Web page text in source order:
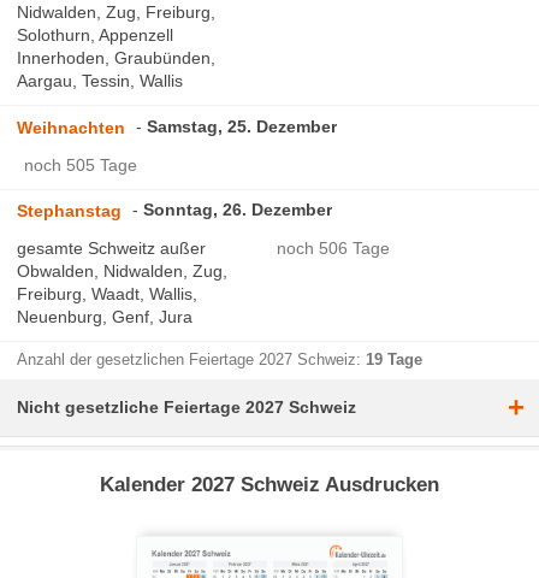
Nidwalden, Zug, Freiburg,
Solothurn, Appenzell
Innerhoden, Graubünden,
Aargau, Tessin, Wallis
Weihnachten
Samstag, 25. Dezember
noch 505 Tage
Stephanstag
Sonntag, 26. Dezember
gesamte Schweitz außer
Obwalden, Nidwalden, Zug,
Freiburg, Waadt, Wallis,
Neuenburg, Genf, Jura
noch 506 Tage
Anzahl der gesetzlichen Feiertage 2027 Schweiz:19 Tage
Nicht gesetzliche Feiertage 2027 Schweiz +
Kalender 2027 Schweiz Ausdrucken